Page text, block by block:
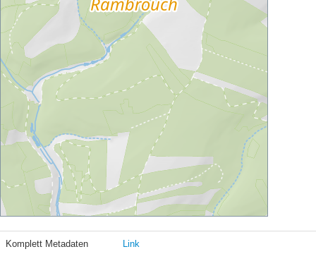
Komplett Metadaten Link